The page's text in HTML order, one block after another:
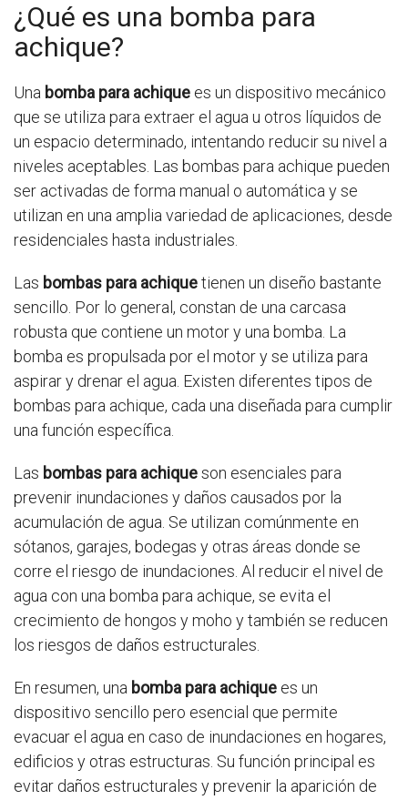
¿Qué es una bomba para
achique?
Una bomba para achique es un dispositivo mecánico
que se utiliza para extraer el agua u otros líquidos de
un espacio determinado, intentando reducir su nivel a
niveles aceptables. Las bombas para achique pueden
ser activadas de forma manual o automática y se
utilizan en una amplia variedad de aplicaciones, desde
residenciales hasta industriales.
Las bombas para achiquetienen un diseño bastante
sencillo. Por lo general, constan de una carcasa
robusta que contiene un motor y una bomba. La
bomba es propulsada por el motor y se utiliza para
aspirar y drenar el agua. Existen diferentes tipos de
bombas para achique, cada una diseñada para cumplir
una función específica.
Las bombas para achiqueson esenciales para
prevenir inundaciones y daños causados por la
acumulación de agua. Se utilizan comúnmente en
sótanos, garajes, bodegas y otras áreas donde se
corre el riesgo de inundaciones. Al reducir el nivel de
agua con una bomba para achique, se evita el
crecimiento de hongos y moho y también se reducen
los riesgos de daños estructurales.
En resumen, una bomba para achique es un
dispositivo sencillo pero esencial que permite
evacuar el agua en caso de inundaciones en hogares,
edificios y otras estructuras. Su función principal es
evitar daños estructurales y prevenir la aparición de